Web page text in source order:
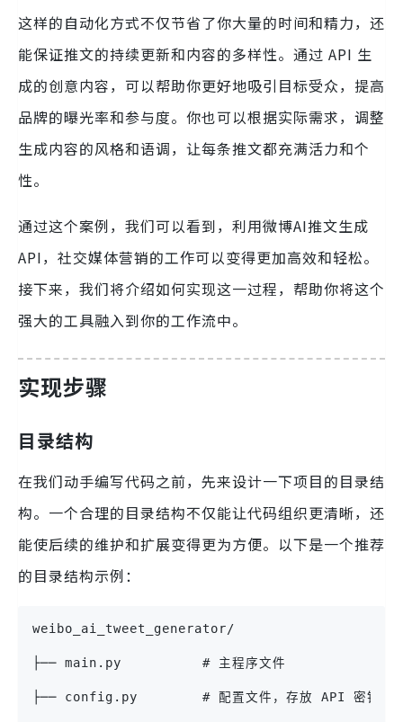
这样的自动化方式不仅节省了你大量的时间和精力，还
能保证推文的持续更新和内容的多样性。通过 API 生
成的创意内容，可以帮助你更好地吸引目标受众，提高
品牌的曝光率和参与度。你也可以根据实际需求，调整
生成内容的风格和语调，让每条推文都充满活力和个
性。
通过这个案例，我们可以看到，利用微博AI推文生成
API，社交媒体营销的工作可以变得更加高效和轻松。
接下来，我们将介绍如何实现这一过程，帮助你将这个
强大的工具融入到你的工作流中。
实现步骤
目录结构
在我们动手编写代码之前，先来设计一下项目的目录结
构。一个合理的目录结构不仅能让代码组织更清晰，还
能使后续的维护和扩展变得更为方便。以下是一个推荐
的目录结构示例：
weibo_ai_tweet_generator/
├── main.py          # 主程序文件
├── config.py        # 配置文件，存放 API 密钥等